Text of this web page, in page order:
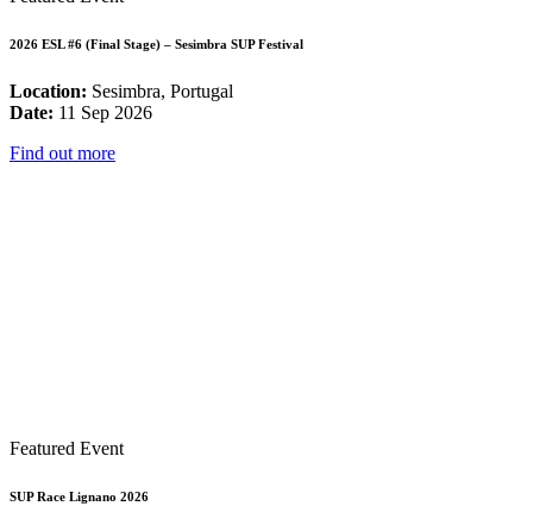
2026 ESL #6 (Final Stage) – Sesimbra SUP Festival
Location: Sesimbra, Portugal
Date: 11 Sep 2026
Find out more
Featured Event
SUP Race Lignano 2026